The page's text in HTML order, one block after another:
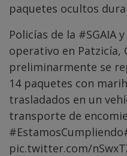
paquetes ocultos
Policías de la #SGAIA
operativo en Patzicía,
preliminarmente se
14 paquetes con
trasladados en un
transporte de
#EstamosCumpliendo
pic.twitter.com/